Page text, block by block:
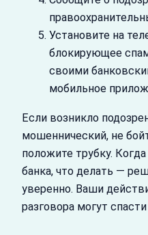
Установите на
блокирующее
своими
мобильное
Если возникло
мошеннический, не
положите трубку.
банка, что делать —
уверенно. Ваши
разговора могут